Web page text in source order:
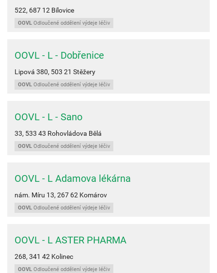
522, 687 12 Bílovice
OOVL Odloučené oddělení výdeje léčiv
OOVL - L - Dobřenice
Lipová 380, 503 21 Stěžery
OOVL Odloučené oddělení výdeje léčiv
OOVL - L - Sano
33, 533 43 Rohovládova Bělá
OOVL Odloučené oddělení výdeje léčiv
OOVL - L Adamova lékárna
nám. Míru 13, 267 62 Komárov
OOVL Odloučené oddělení výdeje léčiv
OOVL - L ASTER PHARMA
268, 341 42 Kolinec
OOVL Odloučené oddělení výdeje léčiv